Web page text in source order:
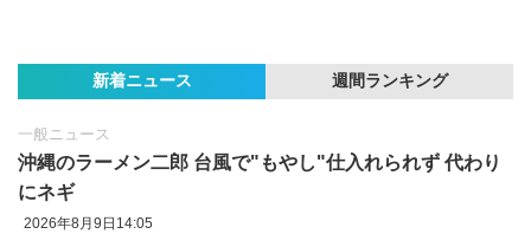
新着ニュース 週間ランキング
一般ニュース
沖縄のラーメン二郎 台風で"もやし"仕入れられず 代わり
にネギ
2026年8月9日14:05